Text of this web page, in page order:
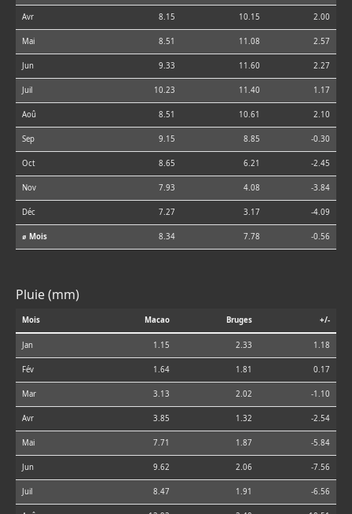
Avr 8.15 10.15 2.00
Mai 8.51 11.08 2.57
Jun 9.33 11.60 2.27
Juil 10.23 11.40 1.17
Aoû 8.51 10.61 2.10
Sep 9.15 8.85 -0.30
Oct 8.65 6.21 -2.45
Nov 7.93 4.08 -3.84
Déc 7.27 3.17 -4.09
⌀ Mois 8.34 7.78 -0.56
Pluie (mm)
Mois Macao Bruges +/-
Jan 1.15 2.33 1.18
Fév 1.64 1.81 0.17
Mar 3.13 2.02 -1.10
Avr 3.85 1.32 -2.54
Mai 7.71 1.87 -5.84
Jun 9.62 2.06 -7.56
Juil 8.47 1.91 -6.56